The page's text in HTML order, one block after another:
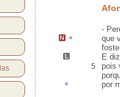
-
que
E
5
pois
por